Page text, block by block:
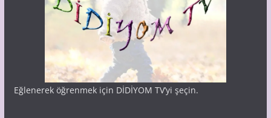
Eğlenerek öğrenmek için DİDİYOM TV’yi şeçin.